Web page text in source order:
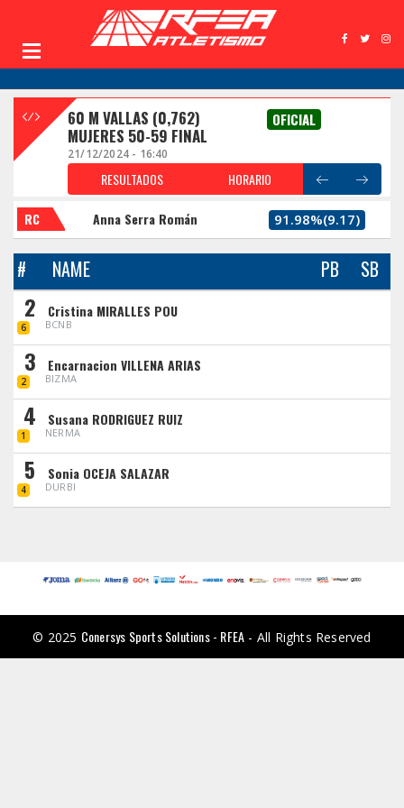
60 M VALLAS (0,762)
MUJERES 50-59 FINAL
OFICIAL
21/12/2024 - 16:40
RESULTADOS HORARIO
RC Anna Serra Román 91.98%(9.17)
# NAME PB SB
2
6
Cristina MIRALLES POU
BCNB
3
2
Encarnacion VILLENA ARIAS
BIZMA
4
1
Susana RODRIGUEZ RUIZ
NERMA
5
4
Sonia OCEJA SALAZAR
DURBI
© 2025 Conersys Sports Solutions - RFEA - All Rights Reserved